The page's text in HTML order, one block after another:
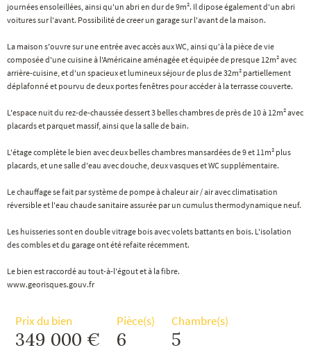
journées ensoleillées, ainsi qu'un abri en dur de 9m². Il dipose également d'un abri
voitures sur l'avant. Possibilité de creer un garage sur l'avant de la maison.
La maison s'ouvre sur une entrée avec accès aux WC, ainsi qu'à la pièce de vie
composée d'une cuisine à l'Américaine aménagée et équipée de presque 12m² avec
arrière-cuisine, et d'un spacieux et lumineux séjour de plus de 32m² partiellement
déplafonné et pourvu de deux portes fenêtres pour accéder à la terrasse couverte.
L'espace nuit du rez-de-chaussée dessert 3 belles chambres de près de 10 à 12m² avec
placards et parquet massif, ainsi que la salle de bain.
L'étage complète le bien avec deux belles chambres mansardées de 9 et 11m² plus
placards, et une salle d'eau avec douche, deux vasques et WC supplémentaire.
Le chauffage se fait par système de pompe à chaleur air / air avec climatisation
réversible et l'eau chaude sanitaire assurée par un cumulus thermodynamique neuf.
Les huisseries sont en double vitrage bois avec volets battants en bois. L'isolation
des combles et du garage ont été refaite récemment.
Le bien est raccordé au tout-à-l'égout et à la fibre.
www.georisques.gouv.fr
Prix du bien
349 000 €
Pièce(s)
6
Chambre(s)
5